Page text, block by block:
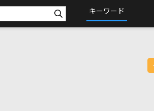
キーワード